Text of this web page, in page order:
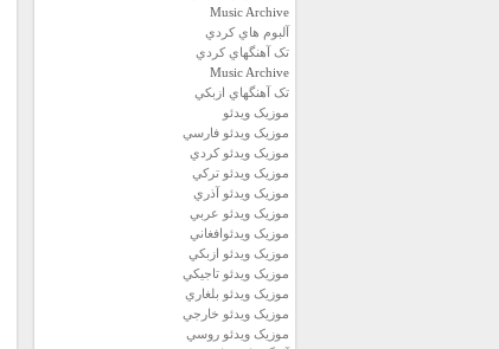
Music Archive
آلبوم هاي کردي
تک آهنگهاي کردي
Music Archive
تک آهنگهاي ازبکي
موزيک ويدئو
موزيک ويدئو فارسي
موزيک ويدئو كردي
موزيک ويدئو تركي
موزيک ويدئو آذري
موزيک ويدئو عربي
موزيک ويدئوافغاني
موزيک ويدئو ازبكي
موزيک ويدئو تاجيكي
موزيک ويدئو بلغاري
موزيک ويدئو خارجي
موزيک ويدئو روسي